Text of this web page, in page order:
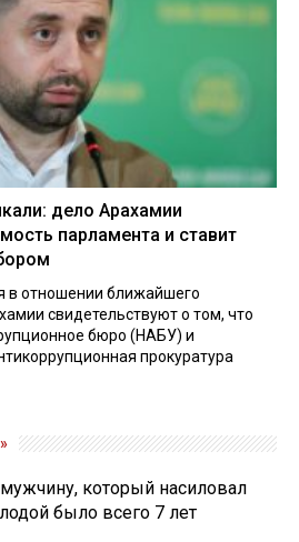
дело Арахамии
парламента и ставит
в отношении ближайшего
свидетельствуют о том, что
бюро (НАБУ) и
прокуратура
который насиловал
было всего 7 лет